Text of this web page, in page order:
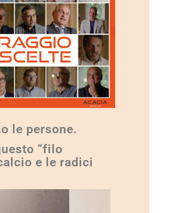
le persone.
“filo
e le radici